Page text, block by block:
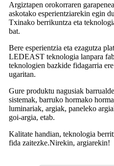
Argiztapen orokorraren
askotako esperientziarekin egin
Txinako berrikuntza eta
bat.
Bere esperientzia eta ezagutza
LEDEAST teknologia lanpara
teknologien bazkide fidagarria
ugaritan.
Gure produktu nagusiak
sistemak, barruko hormako
luminariak, argiak, paneleko
goi-argia, etab.
Kalitate handian, teknologia
fida zaitezke.Nirekin, argiarekin!